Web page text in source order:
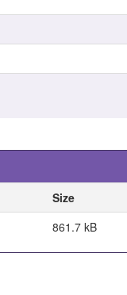
Size
861.7 kB